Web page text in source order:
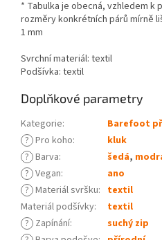
* Tabulka je obecná, vzhledem k
rozměry konkrétních párů mírně
1 mm
Svrchní materiál: textil
Podšívka: textil
Doplňkové parametry
Kategorie:
Barefoot
? Pro koho:
kluk
? Barva: šedá,
? Vegan:
ano
? Materiál svršku: textil
Materiál podšívky:
textil
? Zapínání:
suchý zip